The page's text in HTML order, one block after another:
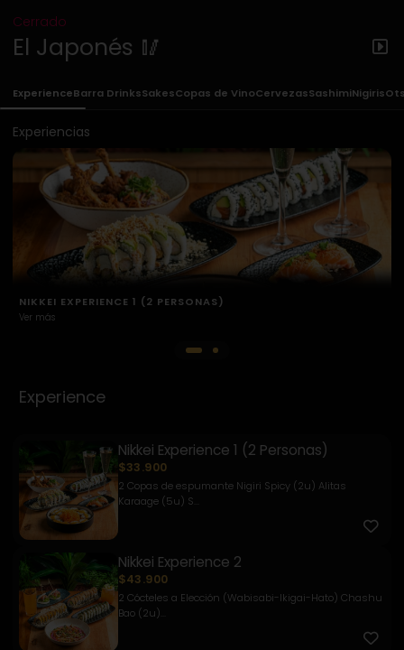
Cerrado
El Japonés 🥢
ExperienceBarra DrinksSakesCopas de VinoCervezasSashimiNigiris
Experiencias
NIKKEI EXPERIENCE 2 (2 PERSONAS)
Ver más
Experience
Nikkei Experience 1 (2 Personas)
$33.900
2 Copas de espumante Nigiri Spicy (2u) Alitas
Karaage (5u) S...
Nikkei Experience 2
$43.900
2 Cócteles a Elección (Wabisabi-Ikigai-Hato) Chashu
Bao (2u)...